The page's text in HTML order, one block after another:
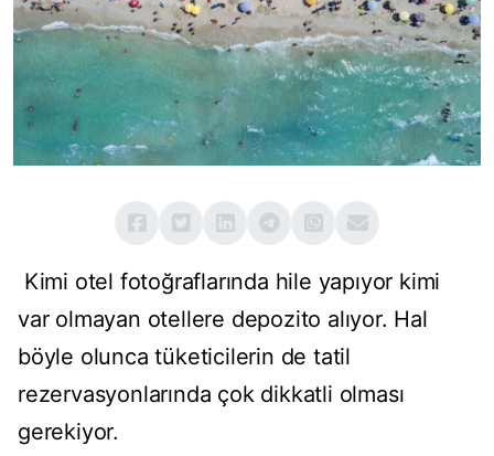
Kimi otel fotoğraflarında hile yapıyor kimi
var olmayan otellere depozito alıyor. Hal
böyle olunca tüketicilerin de tatil
rezervasyonlarında çok dikkatli olması
gerekiyor.